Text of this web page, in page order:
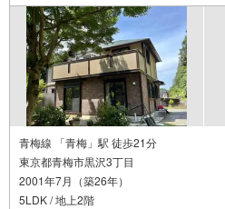
青梅線 「青梅」駅 徒歩21分
東京都青梅市黒沢3丁目
2001年7月（築26年）
5LDK / 地上2階